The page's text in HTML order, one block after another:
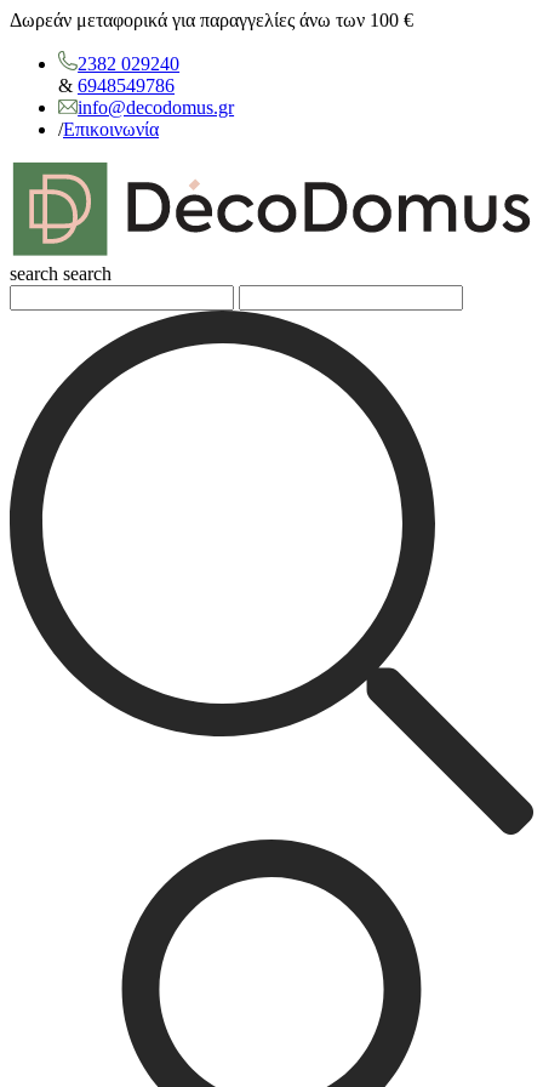
Δωρεάν μεταφορικά για παραγγελίες άνω των 100 €
2382 029240
& 6948549786
info@decodomus.gr
/Επικοινωνία
search search